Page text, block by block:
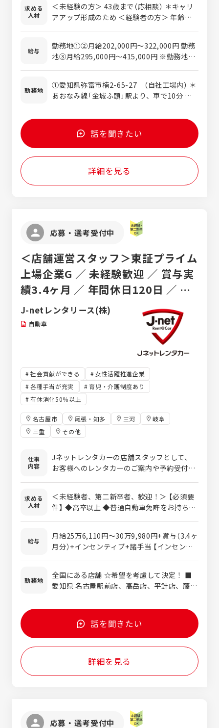
先は、三菱重工業、川崎重工業、ＳＵＢＡＲ
Ｕと大手国内メーカーと取引を行っています
ので、航空機に関わる知識や高い技術が身に
つきます。 ●航空機の組立品等に対する品質
確認作業 ＜入社後の流れ＞ ●約1ヶ月の入社
研修後、各部署に配属になります。 ●その
きます。 ●入社研修での適性や本人の希望、
業務状況により配属先が決まります。 ★誰で
づくり】の楽しさを体感しませんか？ 弊社の
携わる航空産業は、自動車や電機製品のよう
にライン作業や自動機械で作る【モノづくり】
ではない、ハンドツールを使った手作業によ
る【モノづくり】で社会に貢献しております。
同じ製造業でも比較すると全く違う航空産業
界でゼロから学び・身につけたことを、さら
→効率化→「超一流の職人技術」を身につける
ことができます。
求める
人材
＜未経験の方＞ 43歳まで（応相談） ＊キャリ
アアップ形成のため ＜経験者の方＞ 年齢不
給与
勤務地①②月給202,000円～322,000円 勤務
地③月給295,000円～415,000円 ※勤務地③
験初月月収／245,000円→試用期間の後
338,000円（月日数31日の場合）
勤務地
①愛知県弥富市楠2-65-27 （自社工場内） ＊
あおなみ線「金城ふ頭」駅より、車で10分 ＊
あなみ線「稲永」駅より、通勤バスがあります
②西春日井郡豊山町（小牧南工場内自社請負
エリア） ＊車通勤可（駐車場あり） ＊名古屋
駅・金山駅より、通勤バスがあります ③栃木
県宇都宮市陽南1丁目1-11（㈱SUBARU航空
宇宙カンパニー内自社請負エリア） ＊その
話を聞きたい
詳細を見る
応募・選考受付中
＜店舗運営スタッフ＞東証プライム
上場企業G ／ 未経験歓迎 ／ 賞与実
績3.4ヶ月 ／ 年間休日120日 ／ 月
収30万円以上 ／ 平均年齢33歳
J-netレンタリース(株)
自動車
社会貢献ができる
女性活躍推進企業
各種手当が充実
育児・介護制度あり
有休消化50％以上
名古屋市 尾張・知多 三河
岐阜
三重
その他
仕事
内容
Jネットレンタカーの店舗スタッフとして、
お客様へのレンタカーのご案内や予約受付、
でなくオフィスワークにも携われる環境で
す。 未経験からスタートした社員も多数活躍
中！ 先輩がしっかりサポートするので、車の
知識がなくても安心してスタートできます。
【具体的には】 ≪お客様対応≫ ・電話・Web
返却手続き ・車両や利用方法のご説明 ≪事
務業務≫ ・予約情報のデータ入力 ・システ
≪店舗運営サポート≫ ・洗車や車両回送の手
配 ・アルバイトスタッフへの業務指示 ・ス
タッフの育成・サポート ≪法人顧客フォロー
≫ 以下のような既存のお取引先を訪問し、信
頼関係づくりを行います。 ※個人のノルマは
ありません。 ・カーディーラー ・自動車修
理工場 ・保険会社 ＼お仕事のポイント／ ・
験でも安心 ・ 店舗づくりやキャンペーン企
求める
人材
＜未経験者、第二新卒者、歓迎！＞ 【必須要
件】 ◆高卒以上 ◆普通自動車免許をお持ちの
験を活かしたい方 ◆ポストやチャンスの多い
会社で働きたい方
給与
月給25万6,110円～30万9,980円+賞与（3.4ヶ
月分）+インセンティブ+諸手当 【インセンテ
間・残業代4万円程度）＋インセンティブ（店
舗で目標達成した場合／1万5,000円程度）＋
経験を考慮し、決定します。 ※みなし残業な
し。残業代は1分単位で全額支給します。 ※
月給には、一律支給の職種手当2万5,000円・
450万円（25歳・入社2年目・一般クラス） ・
540万円（29歳・入社4年目・副店長クラス）
・620万円（33歳・入社6年目・店長クラス）
勤務地
全国にある店舗 ☆希望を考慮して決定！ ■
愛知県 名古屋駅前店、高岳店、平針店、藤が
名古屋南店、尾張旭店、岡崎駅前店、東刈谷
店、豊田美里店、豊橋店、半田青山店、岩倉
配車センター、小牧店、西尾店、名古屋イン
ター店、名古屋西バン・トラックセンター ■
岐阜県 岐阜店、岐阜駅前店、大垣店、多治見
インター店、関店、中津川駅前店、岐阜羽島
駅前店、イオンタウン各務原鵜沼店、可児店
岡県、石川県の勤務地もございます！
話を聞きたい
詳細を見る
応募・選考受付中